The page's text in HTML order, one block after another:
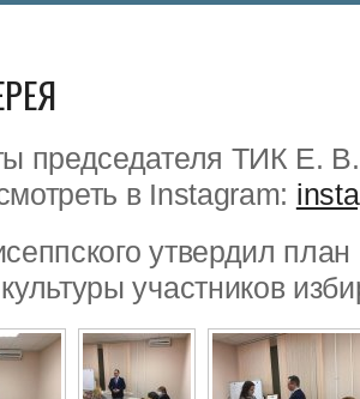
председателя ТИК Е.
в Instagram:
утвердил
участников